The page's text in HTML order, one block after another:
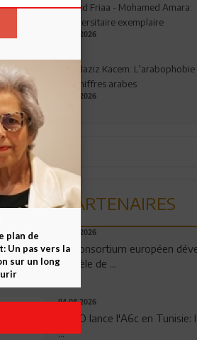
Ahmed Friaa - Mohamed Amara:
l’Universitaire exemplaire
04.08.2026
Abdelaziz Kacem: L’arabophobie
aux chiffres arabes
09.07.2026
PARTENAIRES
06.08.2026
Un consortium européen
modèle de ...
04.08.2026
OPPO lance l'A6c en Tunisie:
...
plan de
Un pas vers la
sur un long